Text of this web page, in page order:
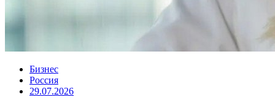
Бизнес
Россия
29.07.2026